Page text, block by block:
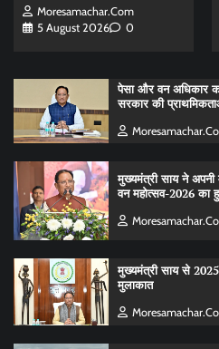
Moresamachar.com
5 August 2026
0
पेसा और वन अधिकार
सरकार की
मुख्यमंत्री साय ने अपनी
वन महोत्सव-2026 का
मुख्यमंत्री साय से
मुलाकात